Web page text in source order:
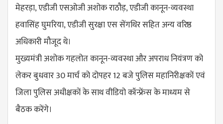
मेहरड़ा, एडीजी एसओजी अशोक राठौड़, एडीजी कानून-व्यवस्था
हवासिंह घुमरिया, एडीजी सुरक्षा एस सेंगथिर सहित अन्य वरिष्ठ
अधिकारी मौजूद थे।
मुख्यमंत्री अशोक गहलोत कानून-व्यवस्था और अपराध नियंत्रण को
लेकर बुधवार 30 मार्च को दोपहर 12 बजे पुलिस महानिरीक्षकों एवं
जिला पुलिस अधीक्षकों के साथ वीडियो कॉन्फ्रेंस के माध्यम से
बैठक करेंगे।